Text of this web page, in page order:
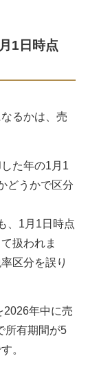
1日時点
るかは、売
た年の1月1
どうかで区分
、1月1日時点
扱われま
区分を誤り
2026年中に売
所有期間が5
。